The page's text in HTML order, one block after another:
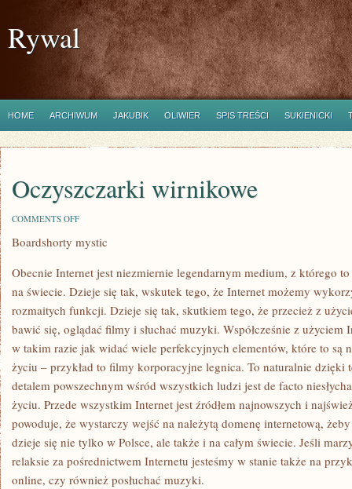
Rywal
HOME ARCHIWUM JAKUBIK OLIWIER SPIS TREŚCI SUKIENICKI
Oczyszczarki wirnikowe
COMMENTS OFFON
WIRNIKOWE
Boardshorty mystic
Obecnie Internet jest niezmiernie legendarnym medium, z którego
na świecie. Dzieje się tak, wskutek tego, że Internet możemy
rozmaitych funkcji. Dzieje się tak, skutkiem tego, że przecież z
bawić się, oglądać filmy i słuchać muzyki. Współcześnie z
w takim razie jak widać wiele perfekcyjnych elementów, które to są
życiu – przykład to filmy korporacyjne legnica. To naturalnie dzięki
detalem powszechnym wśród wszystkich ludzi jest de facto
życiu. Przede wszystkim Internet jest źródłem najnowszych i
powoduje, że wystarczy wejść na należytą domenę internetową,
dzieje się nie tylko w Polsce, ale także i na całym świecie. Jeśli
relaksie za pośrednictwem Internetu jesteśmy w stanie także na
online, czy również posłuchać muzyki.